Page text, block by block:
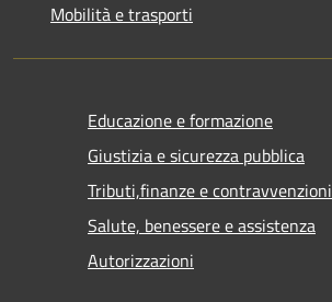
Mobilità e trasporti
Educazione e formazione
Giustizia e sicurezza pubblica
Tributi,finanze e contravvenzioni
Salute, benessere e assistenza
Autorizzazioni